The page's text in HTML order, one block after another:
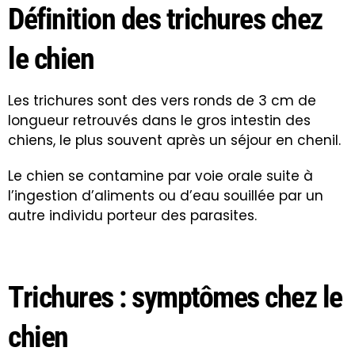
Définition des trichures chez
le chien
Les trichures sont des vers ronds de 3 cm de
longueur retrouvés dans le gros intestin des
chiens, le plus souvent après un séjour en chenil.
Le chien se contamine par voie orale suite à
l’ingestion d’aliments ou d’eau souillée par un
autre individu porteur des parasites.
Trichures : symptômes chez le
chien